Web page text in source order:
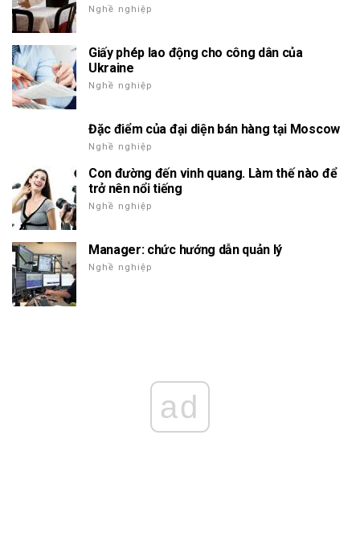
Nghề nghiệp
Giấy phép lao động cho công dân của
Ukraine
Nghề nghiệp
Đặc điểm của đại diện bán hàng tại Moscow
Nghề nghiệp
Con đường đến vinh quang. Làm thế nào để
trở nên nổi tiếng
Nghề nghiệp
Manager: chức hướng dẫn quản lý
Nghề nghiệp
ad